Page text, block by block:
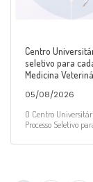
Centro
seletivo para
Medicina
05/08/2026
O Centro
Processo Seletivo